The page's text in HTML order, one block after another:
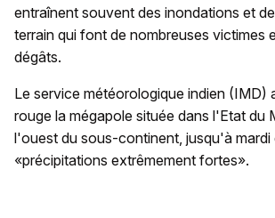
entraînent souvent des inondations et
terrain qui font de nombreuses victimes
dégâts.
Le service météorologique indien (IMD)
rouge la mégapole située dans l'Etat du
l'ouest du sous-continent, jusqu'à mardi
«précipitations extrêmement fortes».